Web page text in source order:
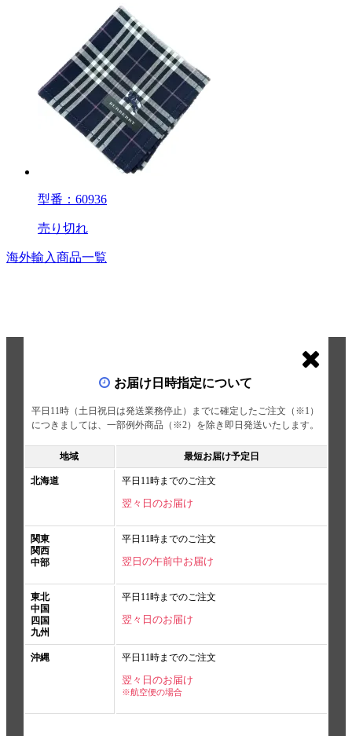
型番：60936
売り切れ
海外輸入商品一覧
お届け日時指定について
平日11時（土日祝日は発送業務停止）までに確定したご注文（※1）
につきましては、一部例外商品（※2）を除き即日発送いたします。
地域 最短お届け予定日
北海道 平日11時までのご注文
翌々日のお届け
関東
関西
中部
平日11時までのご注文
翌日の午前中お届け
東北
中国
四国
九州
平日11時までのご注文
翌々日のお届け
沖縄 平日11時までのご注文
翌々日のお届け
※航空便の場合